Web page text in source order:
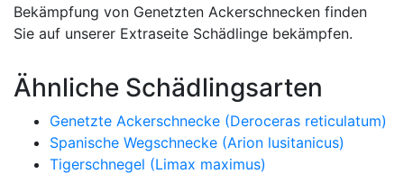
Bekämpfung von Genetzten Ackerschnecken finden
Sie auf unserer Extraseite Schädlinge bekämpfen.
Ähnliche Schädlingsarten
Genetzte Ackerschnecke (Deroceras reticulatum)
Spanische Wegschnecke (Arion lusitanicus)
Tigerschnegel (Limax maximus)